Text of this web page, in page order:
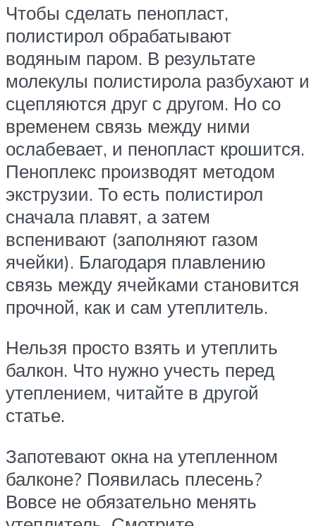
Чтобы сделать пенопласт,
полистирол обрабатывают
водяным паром. В результате
молекулы полистирола разбухают и
сцепляются друг с другом. Но со
временем связь между ними
ослабевает, и пенопласт крошится.
Пеноплекс производят методом
экструзии. То есть полистирол
сначала плавят, а затем
вспенивают (заполняют газом
ячейки). Благодаря плавлению
связь между ячейками становится
прочной, как и сам утеплитель.
Нельзя просто взять и утеплить
балкон. Что нужно учесть перед
утеплением, читайте в другой
статье.
Запотевают окна на утепленном
балконе? Появилась плесень?
Вовсе не обязательно менять